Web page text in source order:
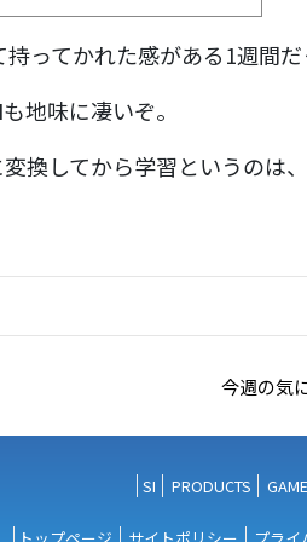
ってかれた感がある1週間だ
地味に凄いぞ。
換してから学習というのは、
今週の気
SI PRODUCTS GAME